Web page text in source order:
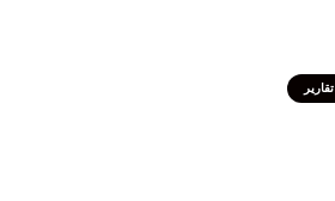
تقارير